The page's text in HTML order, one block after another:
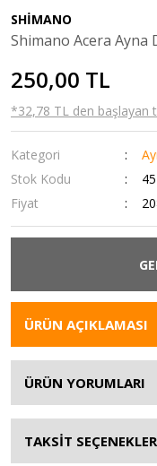
SHİMANO
Shimano Acera Ayna
250,00 TL
*32,78 TL den başlayan
Kategori
Stok Kodu
Fiyat
ÜRÜN AÇIKLAMASI
ÜRÜN YORUMLARI
TAKSİT